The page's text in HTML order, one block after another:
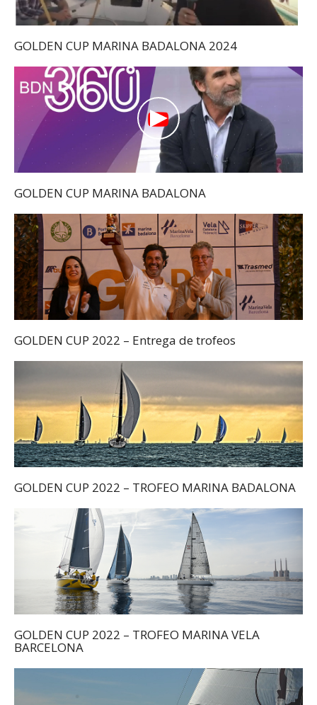
GOLDEN CUP MARINA BADALONA 2024
GOLDEN CUP MARINA BADALONA
GOLDEN CUP 2022 – Entrega de trofeos
GOLDEN CUP 2022 – TROFEO MARINA BADALONA
GOLDEN CUP 2022 – TROFEO MARINA VELA
BARCELONA